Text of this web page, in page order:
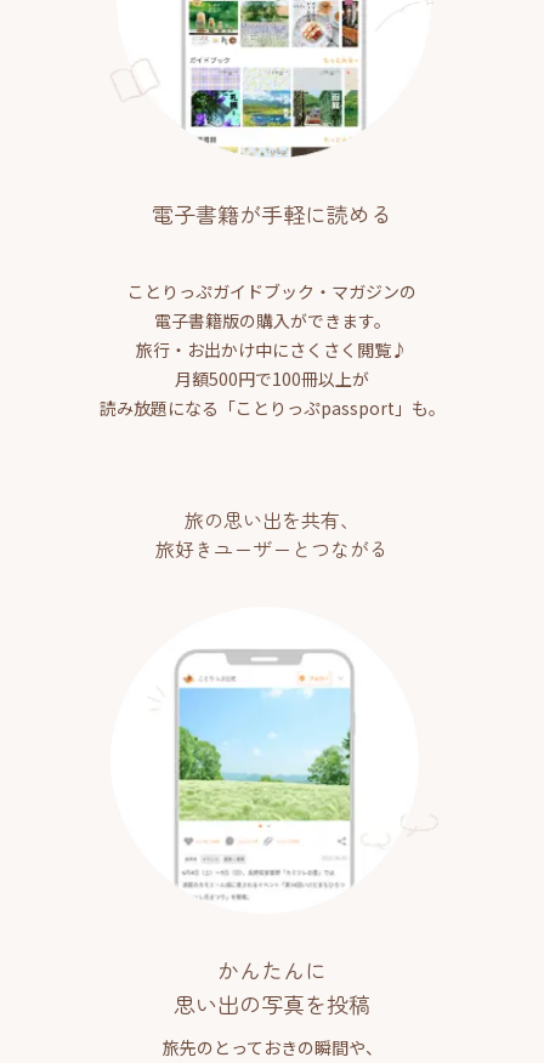
電子書籍が手軽に読める
ことりっぷガイドブック・マガジンの
電子書籍版の購入ができます。
旅行・お出かけ中にさくさく閲覧♪
月額500円で100冊以上が
読み放題になる「ことりっぷpassport」も。
旅の思い出を共有、
旅好きユーザーとつながる
かんたんに
思い出の写真を投稿
旅先のとっておきの瞬間や、